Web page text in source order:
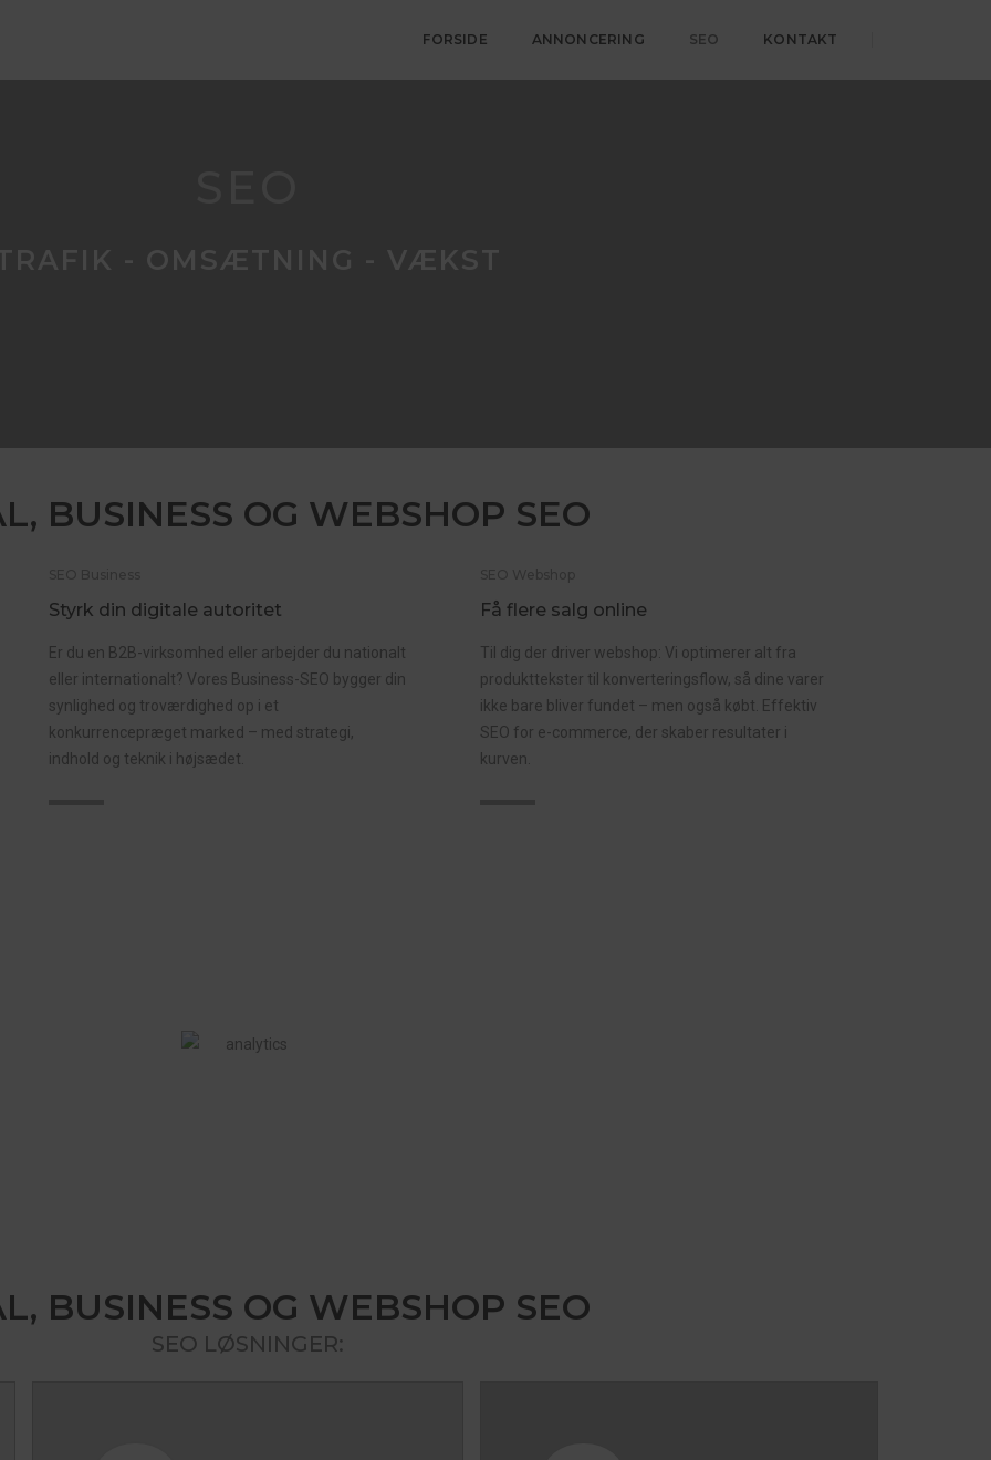
FORSIDE ANNONCERING SEO KONTAKT
BUSINESS OG WEBSHOP SEO
Styrk din digitale autoritet
Er du en B2B-virksomhed eller arbejder du nationalt
eller internationalt? Vores Business-SEO bygger din
synlighed og troværdighed op i et
konkurrencepræget marked – med strategi,
indhold og teknik i højsædet.
Få flere salg online
Til dig der driver webshop: Vi optimerer alt fra
produkttekster til konverteringsflow, så dine varer
ikke bare bliver fundet – men også købt. Effektiv
SEO for e-commerce, der skaber resultater i
kurven.
BUSINESS OG WEBSHOP SEO
SEO LØSNINGER: